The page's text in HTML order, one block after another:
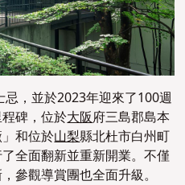
，並於2023年迎來了100週
碑，位於大阪府三島郡島本
和位於山梨縣北杜市白州町
全面翻新並重新開業。不僅
參觀導賞團也全面升級。